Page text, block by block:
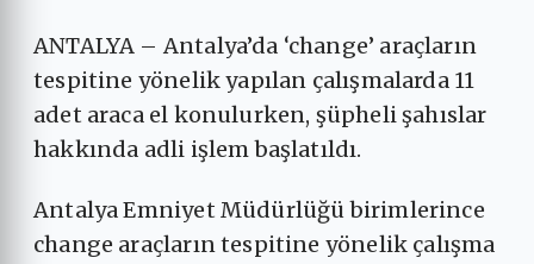
ANTALYA – Antalya’da ‘change’ araçların
tespitine yönelik yapılan çalışmalarda 11
adet araca el konulurken, şüpheli şahıslar
hakkında adli işlem başlatıldı.
Antalya Emniyet Müdürlüğü birimlerince
change araçların tespitine yönelik çalışma